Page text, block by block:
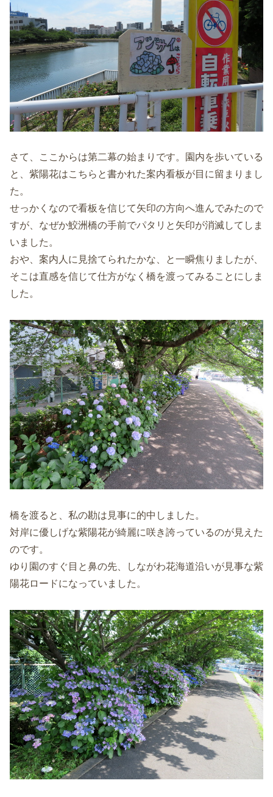
さて、ここからは第二幕の始まりです。園内を歩いている
と、紫陽花はこちらと書かれた案内看板が目に留まりまし
た。
せっかくなので看板を信じて矢印の方向へ進んでみたので
すが、なぜか鮫洲橋の手前でパタリと矢印が消滅してしま
いました。
おや、案内人に見捨てられたかな、と一瞬焦りましたが、
そこは直感を信じて仕方がなく橋を渡ってみることにしま
した。
橋を渡ると、私の勘は見事に的中しました。
対岸に優しげな紫陽花が綺麗に咲き誇っているのが見えた
のです。
ゆり園のすぐ目と鼻の先、しながわ花海道沿いが見事な紫
陽花ロードになっていました。